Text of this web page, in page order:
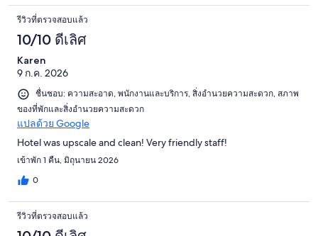
รีวิวที่ตรวจสอบแล้ว
10/10 ดีเลิศ
Karen
9 ก.ค. 2026
ชื่นชอบ: ความสะอาด, พนักงานและบริการ, สิ่งอำนวยความสะดวก, สภาพ
ของที่พักและสิ่งอำนวยความสะดวก
แปลด้วย Google
Hotel was upscale and clean! Very friendly staff!
เข้าพัก 1 คืน, มิถุนายน 2026
0
รีวิวที่ตรวจสอบแล้ว